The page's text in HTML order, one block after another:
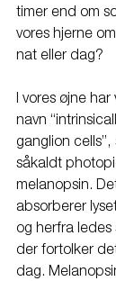
timer end om
vores hjerne
nat eller dag?
I vores øjne
navn
ganglion
såkaldt
melanopsin.
absorberer
og herfra ledes
der fortolker
dag.